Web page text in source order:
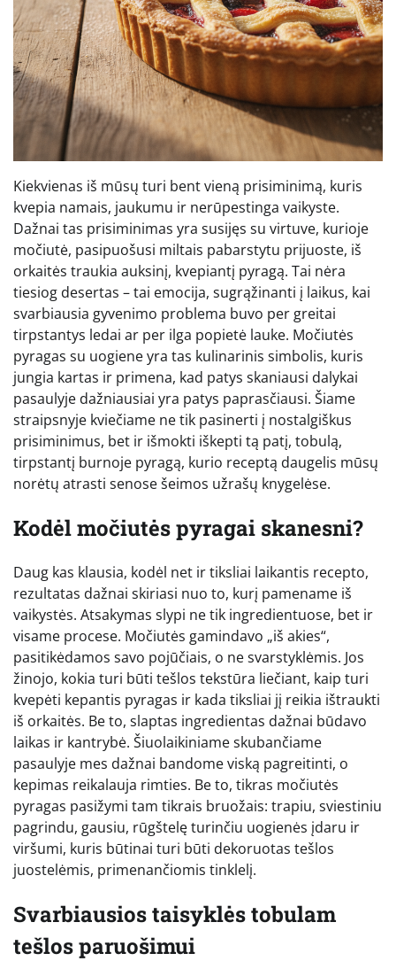
Kiekvienas iš mūsų turi bent vieną prisiminimą, kuris
kvepia namais, jaukumu ir nerūpestinga vaikyste.
Dažnai tas prisiminimas yra susijęs su virtuve, kurioje
močiutė, pasipuošusi miltais pabarstytu prijuoste, iš
orkaitės traukia auksinį, kvepiantį pyragą. Tai nėra
tiesiog desertas – tai emocija, sugrąžinanti į laikus, kai
svarbiausia gyvenimo problema buvo per greitai
tirpstantys ledai ar per ilga popietė lauke. Močiutės
pyragas su uogiene yra tas kulinarinis simbolis, kuris
jungia kartas ir primena, kad patys skaniausi dalykai
pasaulyje dažniausiai yra patys paprasčiausi. Šiame
straipsnyje kviečiame ne tik pasinerti į nostalgiškus
prisiminimus, bet ir išmokti iškepti tą patį, tobulą,
tirpstantį burnoje pyragą, kurio receptą daugelis mūsų
norėtų atrasti senose šeimos užrašų knygelėse.
Kodėl močiutės pyragai skanesni?
Daug kas klausia, kodėl net ir tiksliai laikantis recepto,
rezultatas dažnai skiriasi nuo to, kurį pamename iš
vaikystės. Atsakymas slypi ne tik ingredientuose, bet ir
visame procese. Močiutės gamindavo „iš akies“,
pasitikėdamos savo pojūčiais, o ne svarstyklėmis. Jos
žinojo, kokia turi būti tešlos tekstūra liečiant, kaip turi
kvepėti kepantis pyragas ir kada tiksliai jį reikia ištraukti
iš orkaitės. Be to, slaptas ingredientas dažnai būdavo
laikas ir kantrybė. Šiuolaikiniame skubančiame
pasaulyje mes dažnai bandome viską pagreitinti, o
kepimas reikalauja rimties. Be to, tikras močiutės
pyragas pasižymi tam tikrais bruožais: trapiu, sviestiniu
pagrindu, gausiu, rūgštelę turinčiu uogienės įdaru ir
viršumi, kuris būtinai turi būti dekoruotas tešlos
juostelėmis, primenančiomis tinklelį.
Svarbiausios taisyklės tobulam
tešlos paruošimui